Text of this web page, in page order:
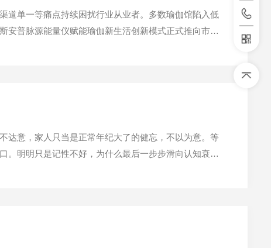
道单一等痛点持续困扰行业从业者。多数瑜伽馆陷入低
安普脉源能量仪赋能瑜伽新生活创新模式正式推向市
达意，家人只当是正常年纪大了的健忘，不以为意。等
。明明只是记性不好，为什么最后一步步滑向认知衰